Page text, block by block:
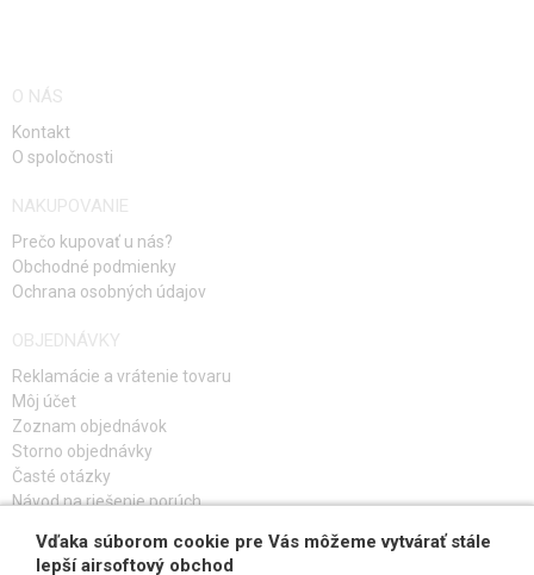
O NÁS
Kontakt
O spoločnosti
NAKUPOVANIE
Prečo kupovať u nás?
Obchodné podmienky
Ochrana osobných údajov
OBJEDNÁVKY
Reklamácie a vrátenie tovaru
Môj účet
Zoznam objednávok
Storno objednávky
Časté otázky
Návod na riešenie porúch
PRIHLÁS SA K ODBERU
Vďaka súborom cookie pre Vás môžeme vytvárať stále
lepší airsoftový obchod